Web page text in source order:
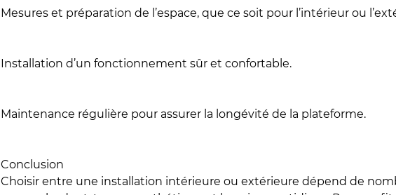
Mesures et préparation de l’espace, que ce soit pour l’intérieur ou
Installation d’un fonctionnement sûr et confortable.
Maintenance régulière pour assurer la longévité de la plateforme.
Conclusion
Choisir entre une installation intérieure ou extérieure dépend de